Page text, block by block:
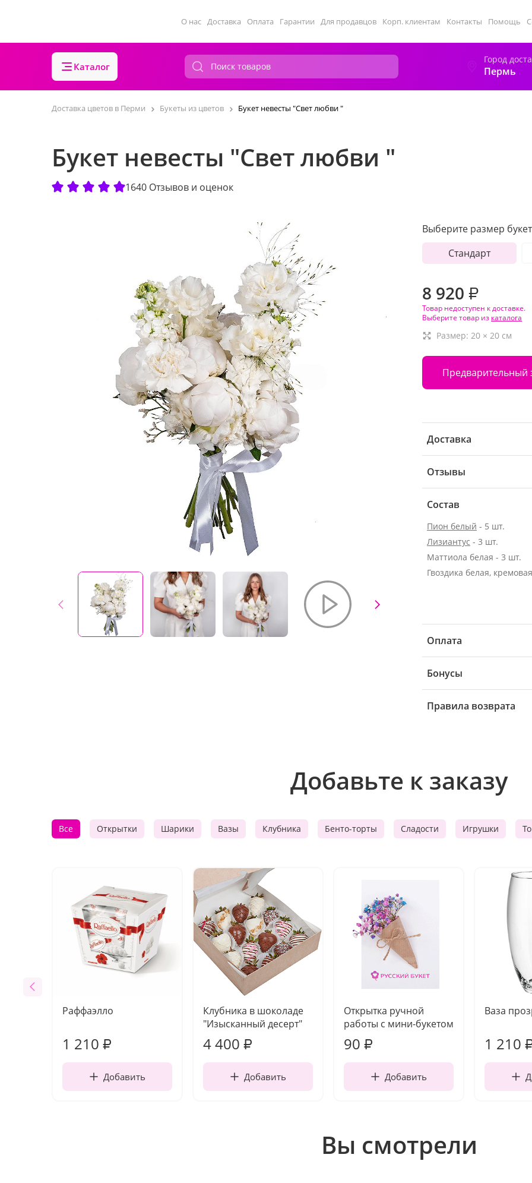
О нас Доставка Оплата Гарантии Для продавцов Корп. клиентам Контакты Помощь
Каталог
Город
Пермь
Доставка цветов в Перми Букеты из цветов Букет невесты "Свет любви "
Букет невесты "Свет любви "
1640 Отзывов и оценок
Выберите размер
Стандарт
8 920 ₽
Товар недоступен к доставке.
Выберите товар из каталога
Размер: 20 × 20 см
Предварительный
Доставка
Отзывы
Состав
Пион белый - 5 шт.
Лизиантус - 3 шт.
Маттиола белая - 3 шт.
Гвоздика белая,
Оплата
Бонусы
Правила возврата
Добавьте к заказу
Все Открытки Шарики Вазы Клубника Бенто-торты Сладости Игрушки
Раффаэлло
1 210 ₽
Добавить
Клубника в шоколаде
"Изысканный десерт"
4 400 ₽
Добавить
Открытка ручной
работы с мини-букетом
90 ₽
Добавить
Ваза
1 210
Вы смотрели